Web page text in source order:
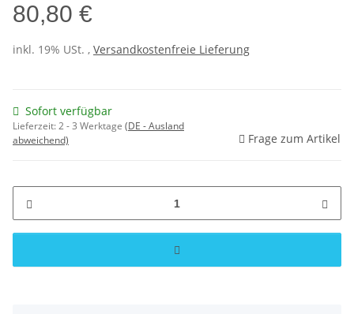
80,80 €
inkl. 19% USt. , Versandkostenfreie Lieferung
Sofort verfügbar
Lieferzeit:2 - 3 Werktage (DE - Ausland
abweichend)
Frage zum Artikel